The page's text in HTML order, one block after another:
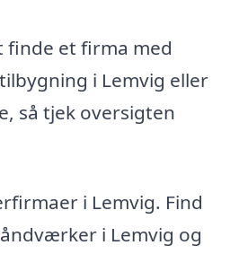
finde et firma med
i Lemvig eller
så tjek oversigten
i Lemvig. Find
i Lemvig og